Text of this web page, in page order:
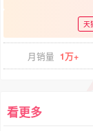
天
月销量 1万+
看更多